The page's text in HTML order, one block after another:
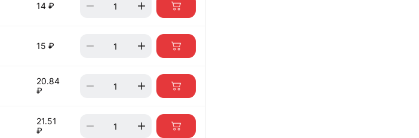
14 ₽
15 ₽
20.84
₽
21.51
₽